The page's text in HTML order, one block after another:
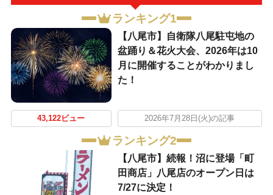
ランキング1
【八尾市】自衛隊八尾駐屯地の
盆踊り＆花火大会、2026年は10
月に開催することがわかりまし
た！
43,122ビュー 2026年7月28日(火)の記事
ランキング2
【八尾市】続報！沼に登場「町
田商店」八尾店のオープン日は
7/27に決定！